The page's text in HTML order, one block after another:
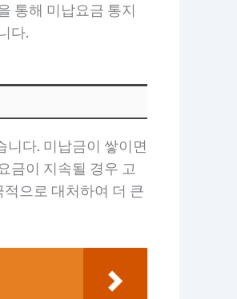
통해 미납요금 통지
다.
다. 미납금이 쌓이면
금이 지속될 경우 고
으로 대처하여 더 큰